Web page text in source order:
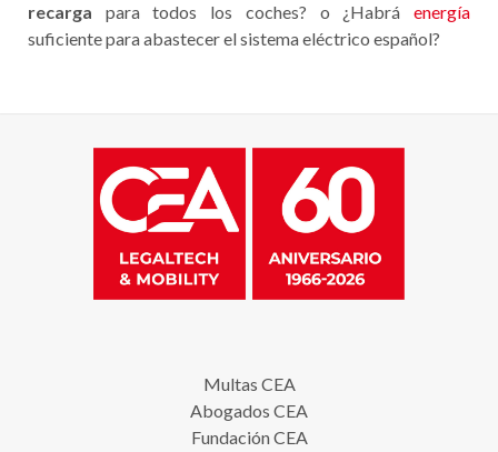
recarga para todos los coches? o ¿Habrá energía
suficiente para abastecer el sistema eléctrico español?
Multas CEA
Abogados CEA
Fundación CEA